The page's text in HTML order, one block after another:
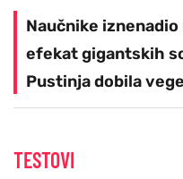
Naučnike
efekat gigantskih
Pustinja dobila
TESTOVI